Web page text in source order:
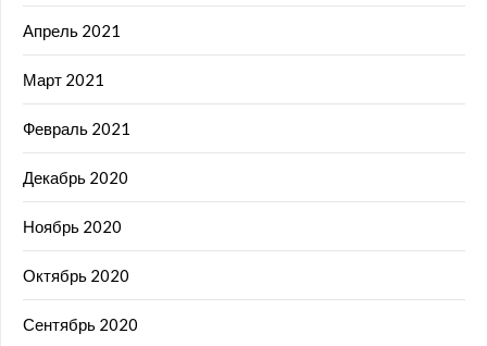
Апрель 2021
Март 2021
Февраль 2021
Декабрь 2020
Ноябрь 2020
Октябрь 2020
Сентябрь 2020